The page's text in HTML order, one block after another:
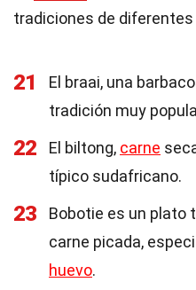
tradiciones de
21
El braai, una
tradición muy
22 El biltong, carne
típico sudafricano.
23
Bobotie es un plato
carne picada,
huevo.